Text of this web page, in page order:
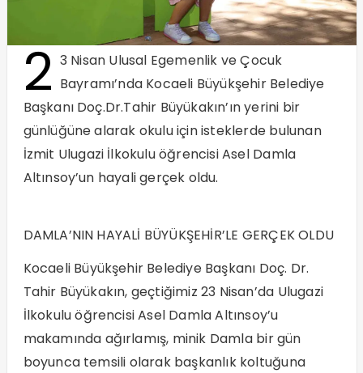
2 3 Nisan Ulusal Egemenlik ve Çocuk
Bayramı’nda Kocaeli Büyükşehir Belediye
Başkanı Doç.Dr.Tahir Büyükakın’ın yerini bir
günlüğüne alarak okulu için isteklerde bulunan
İzmit Ulugazi İlkokulu öğrencisi Asel Damla
Altınsoy’un hayali gerçek oldu.
DAMLA’NIN HAYALİ BÜYÜKŞEHİR’LE GERÇEK OLDU
Kocaeli Büyükşehir Belediye Başkanı Doç. Dr.
Tahir Büyükakın, geçtiğimiz 23 Nisan’da Ulugazi
İlkokulu öğrencisi Asel Damla Altınsoy’u
makamında ağırlamış, minik Damla bir gün
boyunca temsili olarak başkanlık koltuğuna